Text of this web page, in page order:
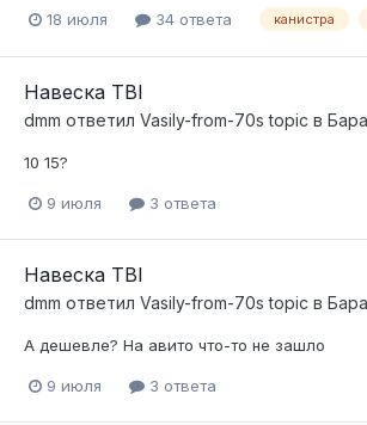
18 июля 34 ответа канистра
Навеска TBI
dmm ответил Vasily-from-70s topic в
10 15?
9 июля 3 ответа
Навеска TBI
dmm ответил Vasily-from-70s topic в
А дешевле? На авито что-то не зашло
9 июля 3 ответа